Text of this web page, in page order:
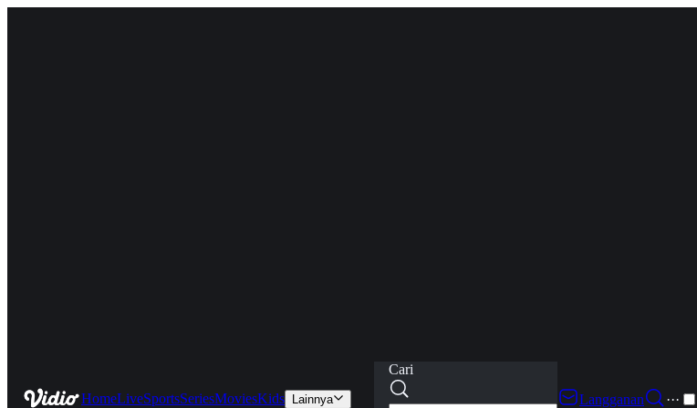
HomeLiveSportsSeriesMoviesKids Lainnya
Cari
Langganan
···